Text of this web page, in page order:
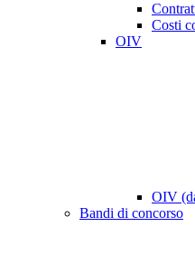
Costi
OIV
OIV
Bandi di concorso